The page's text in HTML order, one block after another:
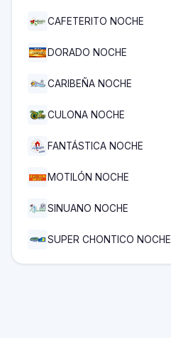
CAFETERITO NOCHE
DORADO NOCHE
CARIBEÑA NOCHE
CULONA NOCHE
FANTÁSTICA NOCHE
MOTILÓN NOCHE
SINUANO NOCHE
SUPER CHONTICO NOCHE